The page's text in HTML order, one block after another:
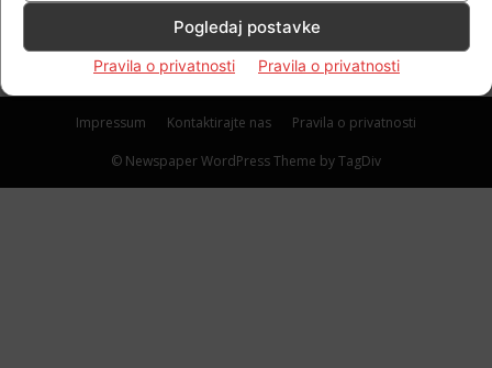
Pogledaj postavke
Pravila o privatnosti Pravila o privatnosti
Braniteljski portal
Impressum Kontaktirajte nas Pravila o privatnosti
© Newspaper WordPress Theme by TagDiv